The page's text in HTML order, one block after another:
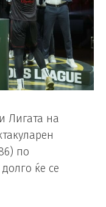
Лигата на
по
ќе се